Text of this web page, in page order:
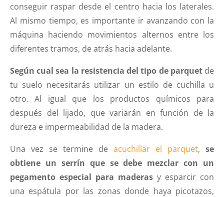
conseguir raspar desde el centro hacia los laterales.
Al mismo tiempo, es importante ir avanzando con la
máquina haciendo movimientos alternos entre los
diferentes tramos, de atrás hacia adelante.
Según cual sea la resistencia del tipo de parquetde
tu suelo necesitarás utilizar un estilo de cuchilla u
otro. Al igual que los productos químicos para
después del lijado, que variarán en función de la
dureza e impermeabilidad de la madera.
Una vez se termine de acuchillar el parquet, se
obtiene un serrín que se debe mezclar con un
pegamento especial para maderas y esparcir con
una espátula por las zonas donde haya picotazos,